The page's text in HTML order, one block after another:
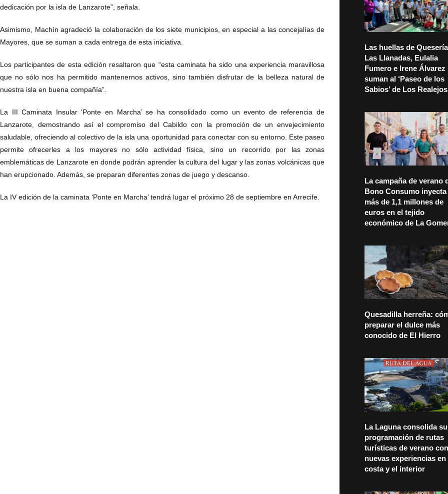
dedicación por la isla de Lanzarote”, señala.
Asimismo, Machín agradeció la colaboración de los siete municipios, en especial a las concejalías de
Mayores, que se suman a cada entrega de esta iniciativa.
Los participantes de esta edición resaltaron que “esta caminata ha sido una experiencia maravillosa
que no sólo nos ha permitido mantenernos activos, sino también disfrutar de la belleza natural de
nuestra isla en buena compañía”.
La III Caminata Insular ‘Ponte en Marcha’ se ha consolidado como un evento de referencia de
Lanzarote, demostrando así el compromiso del Cabildo con la promoción de un envejecimiento
saludable, ofreciendo al colectivo de la isla una oportunidad para conectar con su entorno. Este paseo
permite ofrecerles a los mayores no sólo actividad física, sino un recorrido por las zonas
emblemáticas de Lanzarote en donde podrán aprender la cultura del lugar y las zonas volcánicas que
han erupcionado. Además, se preparan diferentes zonas de juego y descanso.
La IV edición de la caminata ‘Ponte en Marcha’ tendrá lugar el próximo 28 de septiembre en Arrecife.
Las huellas de Quesería
Las Llanadas, Eulalia
Fumero e Irene Álvarez
suman al ‘Paseo de los
Sabios’ de Los Realejos
La campaña de verano
Bono Consumo inyecta
más de 1,1 millones de
euros en el tejido
económico de La
Quesadilla herreña:
preparar el dulce más
conocido de El Hierro
La Laguna consolida su
programación de rutas
turísticas de verano con
nuevas experiencias en
costa y el interior